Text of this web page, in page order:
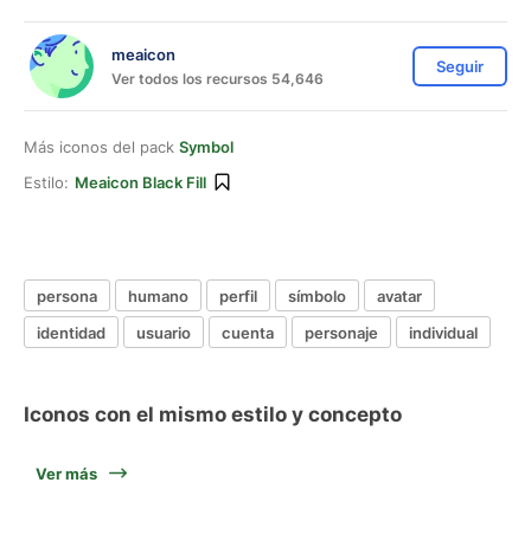
meaicon
Ver todos los recursos 54,646
Seguir
Más iconos del pack Symbol
Estilo: Meaicon Black Fill
persona humano perfil símbolo
avatar
identidad
usuario cuenta personaje individual
Iconos con el mismo estilo y concepto
Ver más